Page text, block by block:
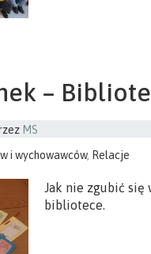
–
MS
i wychowawców, Relacje
Jak nie zgubić się
bibliotece.